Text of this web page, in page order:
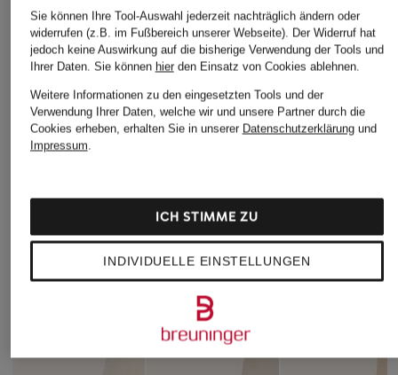
Sie können Ihre Tool-Auswahl jederzeit nachträglich ändern oder
widerrufen (z.B. im Fußbereich unserer Webseite). Der Widerruf hat
jedoch keine Auswirkung auf die bisherige Verwendung der Tools und
Ihrer Daten. Sie können hierden Einsatz von Cookies ablehnen.
Weitere Informationen zu den eingesetzten Tools und der
Verwendung Ihrer Daten, welche wir und unsere Partner durch die
Cookies erheben, erhalten Sie in unserer Datenschutzerklärungund
Impressum.
INDIVIDUELLE EINSTELLUNGEN
ICH STIMME ZU